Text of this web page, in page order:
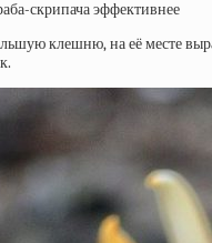
скрипача эффективнее
клешню, на её месте